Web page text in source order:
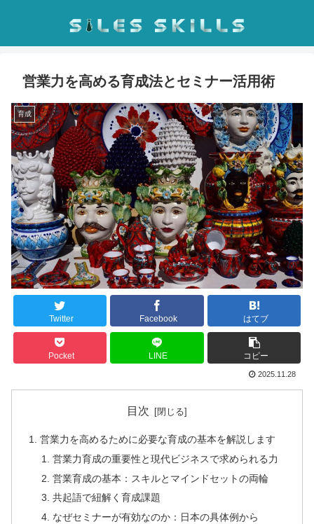
営業力を高める育成法とセミナー活用術
育成
Twitter Facebook はてブ
Pocket LINE コピー
2025.11.28
目次
営業力を高めるために必要な育成の基本を解説します
営業力育成の重要性と現代ビジネスで求められる力
営業育成の基本：スキルとマインドセットの両輪
共起語で紐解く育成課題
なぜセミナーが有効なのか：日本の具体例から